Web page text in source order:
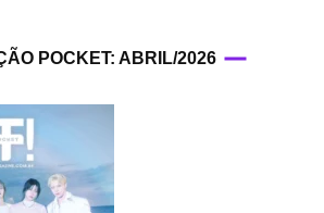
POCKET: ABRIL/2026